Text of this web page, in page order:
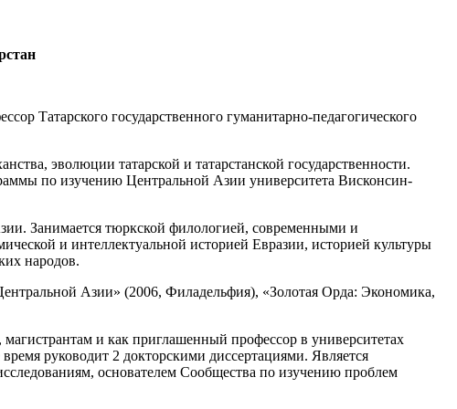
Татарского государственного гуманитарно-педагогического
эволюции татарской и татарстанской государственности.
по изучению Центральной Азии университета Висконсин-
Занимается тюркской филологией, современными и
и интеллектуальной историей Евразии, историей культуры
народов.
Азии» (2006, Филадельфия), «Золотая Орда: Экономика,
и как приглашенный профессор в университетах
руководит 2 докторскими диссертациями. Является
основателем Сообщества по изучению проблем